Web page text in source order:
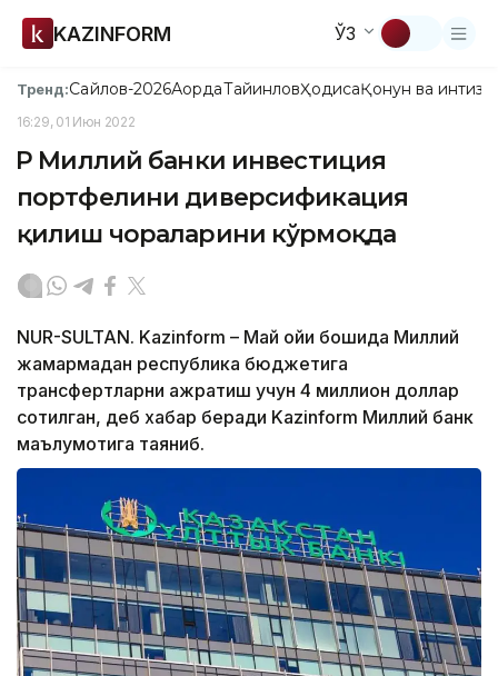
KAZINFORM ЎЗ
Тренд:Сайлов-2026АқордаТайинловҲодисаҚонун ва
16:29, 01 Июн 2022
ҚР Миллий банки инвестиция
портфелини диверсификация
қилиш чораларини кўрмоқда
NUR-SULTAN. Kazinform – Май ойи бошида Миллий
жамғармадан республика бюджетига
трансфертларни ажратиш учун 4 миллион доллар
сотилган, деб хабар беради Kazinform Миллий банк
маълумотига таяниб.